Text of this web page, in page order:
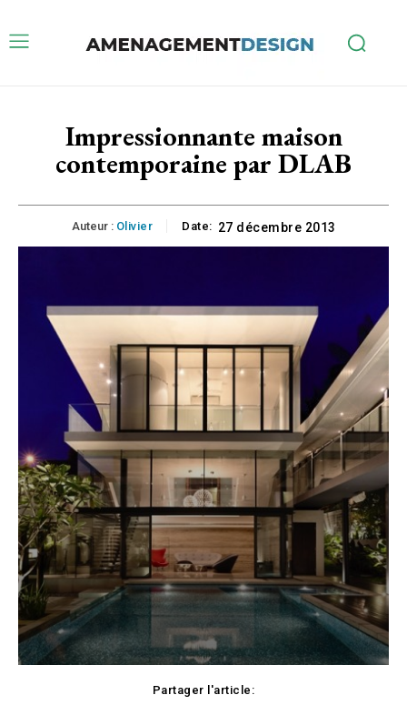
Impressionnante maison
contemporaine par DLAB
Auteur : Olivier Date: 27 décembre 2013
Partager l'article: